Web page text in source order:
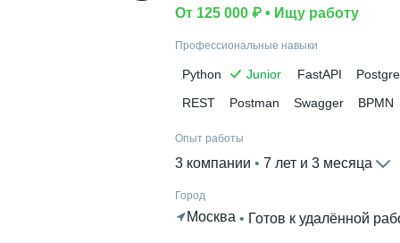
УрГЭУ • Финансовый • 4 года и 1
От 125 000 ₽ • Ищу работу
Профессиональные навыки
Python Junior FastAPI
REST
Postman Swagger BPMN
Опыт работы
3 компании 7 лет и 3 месяца
Город
Москва • Готов к удалённой